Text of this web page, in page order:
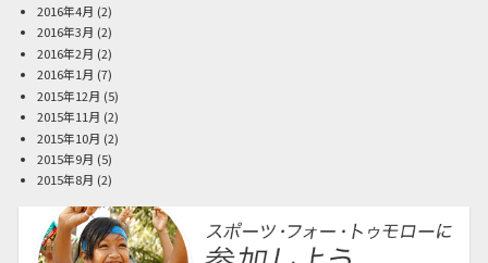
2016年4月 (2)
2016年3月 (2)
2016年2月 (2)
2016年1月 (7)
2015年12月 (5)
2015年11月 (2)
2015年10月 (2)
2015年9月 (5)
2015年8月 (2)